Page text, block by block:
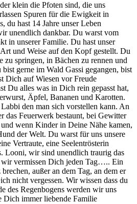
klein die Pfoten sind, die uns
Spuren für die Ewigkeit in
du hast 14 Jahre unser Leben
unendlich dankbar. Du warst vom
in unserer Familie. Du hast unser
und Weise auf den Kopf gestellt. Du
zu springen, in Bächen zu rennen und
gerne im Wald Gassi gegangen, bist
Dich auf Wiesen vor Freude
Du alles was in Dich rein gepasst hat,
Äpfel, Bananen und Karotten.
den man sich vorstellen kann. An
das Feuerwerk bestaunt, bei Gewitter
wenn Kinder in Deine Nähe kamen,
der Welt. Du warst für uns unsere
Vertraute, eine Seelentrösterin
Looni, wir sind unendlich traurig das
vermissen Dich jeden Tag….. Ein
außer an dem Tag, an dem er
nicht vergessen. Wir wissen dass du
des Regenbogens werden wir uns
Dich immer liebende Familie